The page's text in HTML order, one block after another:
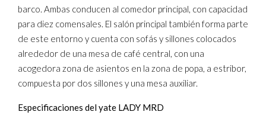
barco. Ambas conducen al comedor principal, con capacidad
para diez comensales. El salón principal también forma parte
de este entorno y cuenta con sofás y sillones colocados
alrededor de una mesa de café central, con una
acogedora zona de asientos en la zona de popa, a estribor,
compuesta por dos sillones y una mesa auxiliar.
Especificaciones del yate LADY MRD